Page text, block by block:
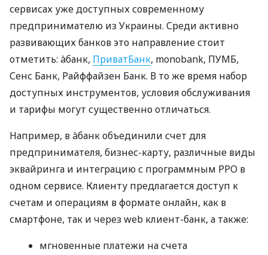
сервисах уже доступных современному
предпринимателю из Украины. Среди активно
развивающих банков это направление стоит
отметить: àбанк, ПриватБанк, monobank, ПУМБ,
Сенс Банк, Райффайзен Банк. В то же время набор
доступных инструментов, условия обслуживания
и тарифы могут существенно отличаться.
Например, в àбанк объединили счет для
предпринимателя, бизнес-карту, различные виды
эквайринга и интеграцию с программным РРО в
одном сервисе. Клиенту предлагается доступ к
счетам и операциям в формате онлайн, как в
смартфоне, так и через web клиент-банк, а также:
мгновенные платежи на счета